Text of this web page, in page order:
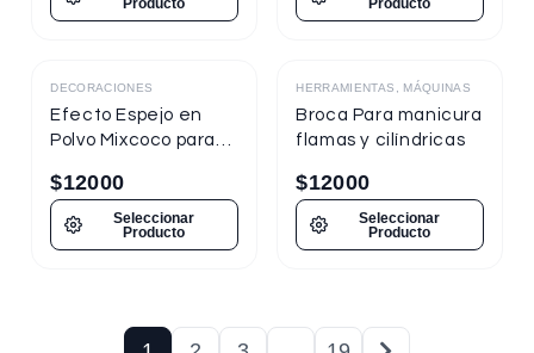
Destacado
DECORACIONES
Efecto Espejo en
Polvo Mixcoco para
$12000
Seleccionar
Producto
HERRAMIENTAS, MÁQUINAS
Broca Para manicura
flamas y cilíndricas
$12000
Seleccionar
Producto